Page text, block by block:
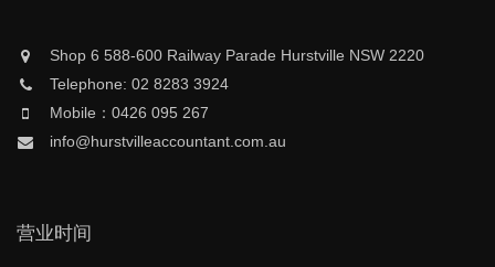
Shop 6 588-600 Railway Parade Hurstville NSW 2220
Telephone: 02 8283 3924
Mobile：0426 095 267
info@hurstvilleaccountant.com.au
营业时间